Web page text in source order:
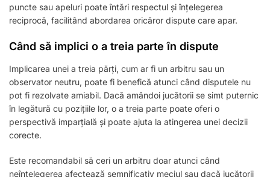
puncte sau apeluri poate întări respectul și înțelegerea
reciprocă, facilitând abordarea oricăror dispute care apar.
Când să implici o a treia parte în dispute
Implicarea unei a treia părți, cum ar fi un arbitru sau un
observator neutru, poate fi benefică atunci când disputele nu
pot fi rezolvate amiabil. Dacă amândoi jucătorii se simt puternic
în legătură cu pozițiile lor, o a treia parte poate oferi o
perspectivă imparțială și poate ajuta la atingerea unei decizii
corecte.
Este recomandabil să ceri un arbitru doar atunci când
neînțelegerea afectează semnificativ meciul sau dacă jucătorii